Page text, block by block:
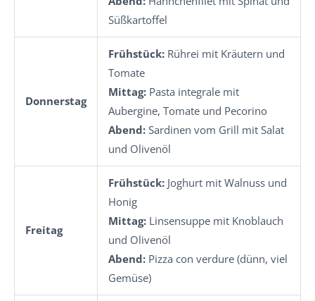
Süßkartoffel
Donnerstag
Frühstück: Rührei mit Kräutern und
Tomate
Mittag: Pasta integrale mit
Aubergine, Tomate und Pecorino
Abend: Sardinen vom Grill mit Salat
und Olivenöl
Freitag
Frühstück: Joghurt mit Walnuss und
Honig
Mittag: Linsensuppe mit Knoblauch
und Olivenöl
Abend: Pizza con verdure (dünn, viel
Gemüse)